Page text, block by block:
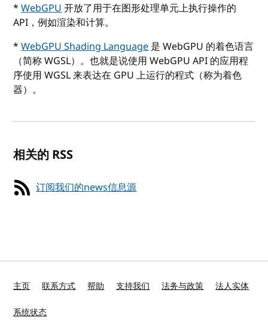
*WebGPU开放了用于在图形处理单元上执行操作的
API，例如渲染和计算。
*WebGPU Shading Language是 WebGPU 的着色语言
（简称 WGSL）。也就是说使用 WebGPU API 的应用程
序使用 WGSL 来表达在 GPU 上运行的程式（称为着色
器）。
相关的 RSS
订阅我们的news信息源
主页 联系方式 帮助 支持我们 法务与政策 法人实体
系统状态